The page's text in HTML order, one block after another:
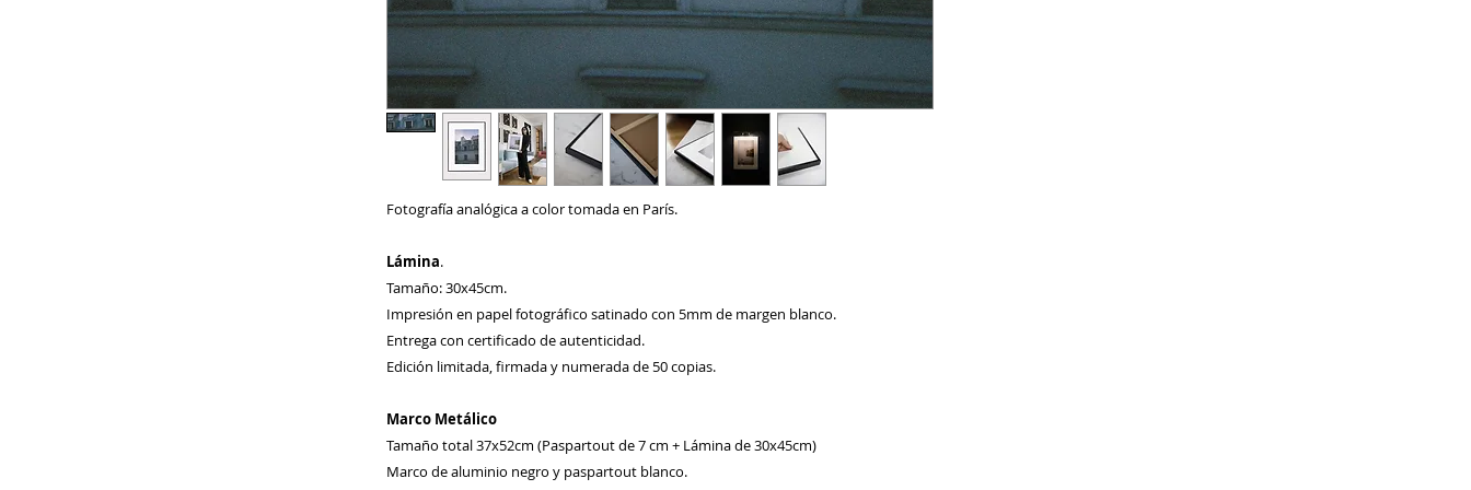
Fotografía analógica a color tomada en París.
Lámina.
Tamaño: 30x45cm.
Impresión en papel fotográfico satinado con 5mm de margen blanco.
Entrega con certificado de autenticidad.
Edición limitada, firmada y numerada de 50 copias.
Marco Metálico
Tamaño total 37x52cm (Paspartout de 7 cm + Lámina de 30x45cm)
Marco de aluminio negro y paspartout blanco.